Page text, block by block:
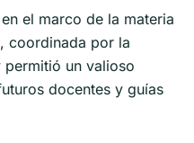
el marco de la materia
coordinada por la
un valioso
docentes y guías